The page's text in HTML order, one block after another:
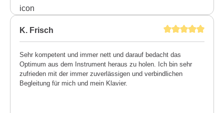
K. Frisch
Sehr kompetent und immer nett und darauf bedacht das
Optimum aus dem Instrument heraus zu holen. Ich bin sehr
zufrieden mit der immer zuverlässigen und verbindlichen
Begleitung für mich und mein Klavier.